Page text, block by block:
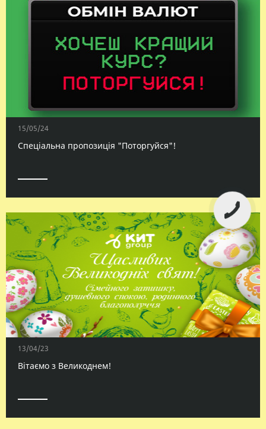
15/05/24
Спеціальна пропозиція "Поторгуйся"!
13/04/23
Вітаємо з Великоднем!